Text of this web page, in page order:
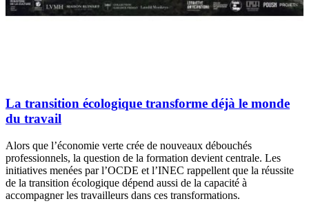
La transition écologique transforme déjà le monde
du travail
Alors que l’économie verte crée de nouveaux débouchés
professionnels, la question de la formation devient centrale. Les
initiatives menées par l’OCDE et l’INEC rappellent que la réussite
de la transition écologique dépend aussi de la capacité à
accompagner les travailleurs dans ces transformations.